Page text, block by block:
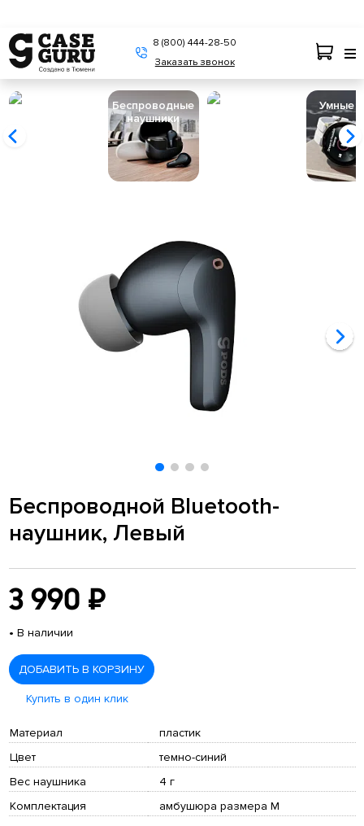
8 (800) 444-28-50
Заказать звонок
Беспроводные
наушники
Умные
Беспроводной Bluetooth-
наушник, Левый
3 990 ₽
• В наличии
ДОБАВИТЬ В КОРЗИНУ
Купить в один клик
Материал
пластик
Цвет
темно-синий
Вес наушника
4 г
Комплектация
амбушюра размера M